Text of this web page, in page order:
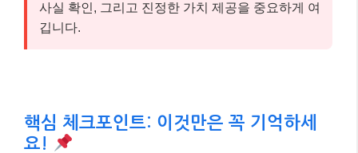
사실 확인, 그리고 진정한 가치 제공을 중요하게 여
깁니다.
핵심 체크포인트: 이것만은 꼭 기억하세
요!